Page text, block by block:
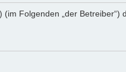
Folgenden „der